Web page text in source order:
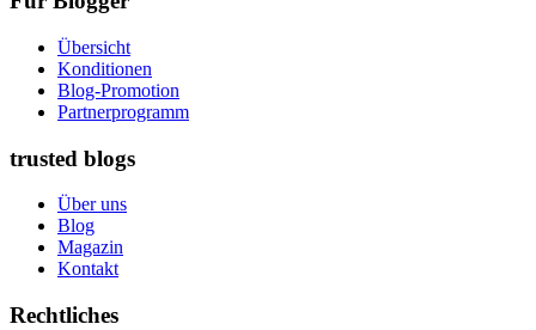
Übersicht
Konditionen
Blog-Promotion
Partnerprogramm
trusted blogs
Über uns
Blog
Magazin
Kontakt
Rechtliches